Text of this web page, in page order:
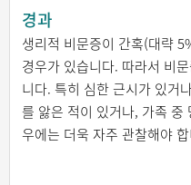
경과
생리적 비문증이 간혹(대략
경우가 있습니다. 따라서 비
니다. 특히 심한 근시가 있거
를 앓은 적이 있거나, 가족 중
우에는 더욱 자주 관찰해야